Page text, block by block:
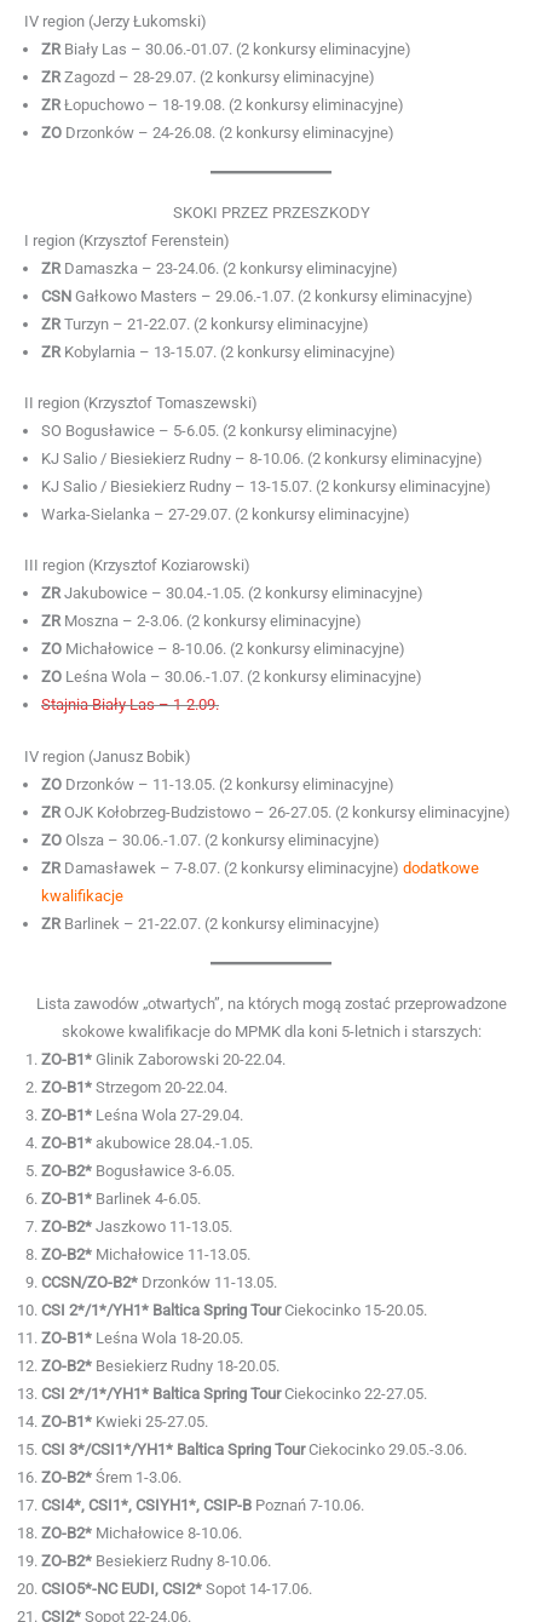
IV region (Jerzy Łukomski)
ZRBiały Las – 30.06.-01.07. (2 konkursy eliminacyjne)
ZRZagozd – 28-29.07. (2 konkursy eliminacyjne)
ZRŁopuchowo – 18-19.08. (2 konkursy eliminacyjne)
ZO Drzonków – 24-26.08. (2 konkursy eliminacyjne)
SKOKI PRZEZ PRZESZKODY
I region (Krzysztof Ferenstein)
ZRDamaszka – 23-24.06. (2 konkursy eliminacyjne)
CSN Gałkowo Masters – 29.06.-1.07. (2 konkursy eliminacyjne)
ZRTurzyn – 21-22.07. (2 konkursy eliminacyjne)
ZRKobylarnia – 13-15.07. (2 konkursy eliminacyjne)
II region (Krzysztof Tomaszewski)
SO Bogusławice – 5-6.05. (2 konkursy eliminacyjne)
KJ Salio / Biesiekierz Rudny – 8-10.06. (2 konkursy eliminacyjne)
KJ Salio / Biesiekierz Rudny – 13-15.07. (2 konkursy eliminacyjne)
Warka-Sielanka – 27-29.07. (2 konkursy eliminacyjne)
III region (Krzysztof Koziarowski)
ZRJakubowice – 30.04.-1.05. (2 konkursy eliminacyjne)
ZRMoszna – 2-3.06. (2 konkursy eliminacyjne)
ZO Michałowice – 8-10.06. (2 konkursy eliminacyjne)
ZO Leśna Wola – 30.06.-1.07. (2 konkursy eliminacyjne)
Stajnia Biały Las – 1-2.09.
IV region (Janusz Bobik)
ZO Drzonków – 11-13.05. (2 konkursy eliminacyjne)
ZR OJK Kołobrzeg-Budzistowo – 26-27.05. (2 konkursy eliminacyjne)
ZO Olsza – 30.06.-1.07. (2 konkursy eliminacyjne)
ZR Damasławek – 7-8.07. (2 konkursy eliminacyjne) dodatkowe
kwalifikacje
ZR Barlinek – 21-22.07. (2 konkursy eliminacyjne)
Lista zawodów „otwartych”, na których mogą zostać przeprowadzone
skokowe kwalifikacje do MPMK dla koni 5-letnich i starszych:
ZO-B1* Glinik Zaborowski 20-22.04.
ZO-B1* Strzegom 20-22.04.
ZO-B1* Leśna Wola 27-29.04.
ZO-B1* akubowice 28.04.-1.05.
ZO-B2* Bogusławice 3-6.05.
ZO-B1* Barlinek 4-6.05.
ZO-B2* Jaszkowo 11-13.05.
ZO-B2* Michałowice 11-13.05.
CCSN/ZO-B2* Drzonków 11-13.05.
CSI 2*/1*/YH1* Baltica Spring TourCiekocinko 15-20.05.
ZO-B1* Leśna Wola 18-20.05.
ZO-B2* Besiekierz Rudny 18-20.05.
CSI 2*/1*/YH1* Baltica Spring TourCiekocinko 22-27.05.
ZO-B1* Kwieki 25-27.05.
CSI 3*/CSI1*/YH1* Baltica Spring TourCiekocinko 29.05.-3.06.
ZO-B2* Śrem 1-3.06.
CSI4*, CSI1*, CSIYH1*, CSIP-B Poznań 7-10.06.
ZO-B2* Michałowice 8-10.06.
ZO-B2* Besiekierz Rudny 8-10.06.
CSIO5*-NC EUDI, CSI2* Sopot 14-17.06.
CSI2* Sopot 22-24.06.